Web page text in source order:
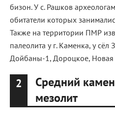
бизон. У с. Рашков
обитатели которых
Также на территории ПМР
палеолита у г. Каменка, у сёл
Дойбаны-1, Дороцкое, Новая
2
Средний
мезолит